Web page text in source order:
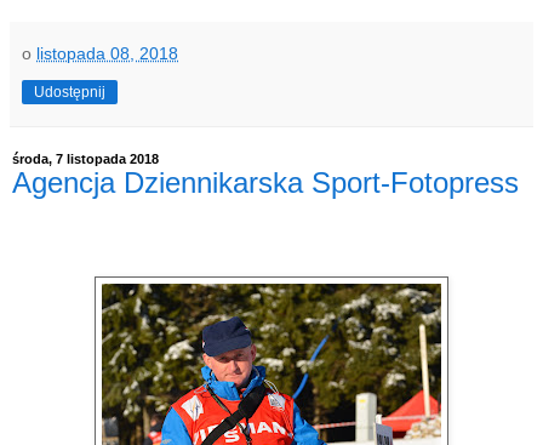
o listopada 08, 2018
Udostępnij
środa, 7 listopada 2018
Agencja Dziennikarska Sport-Fotopress